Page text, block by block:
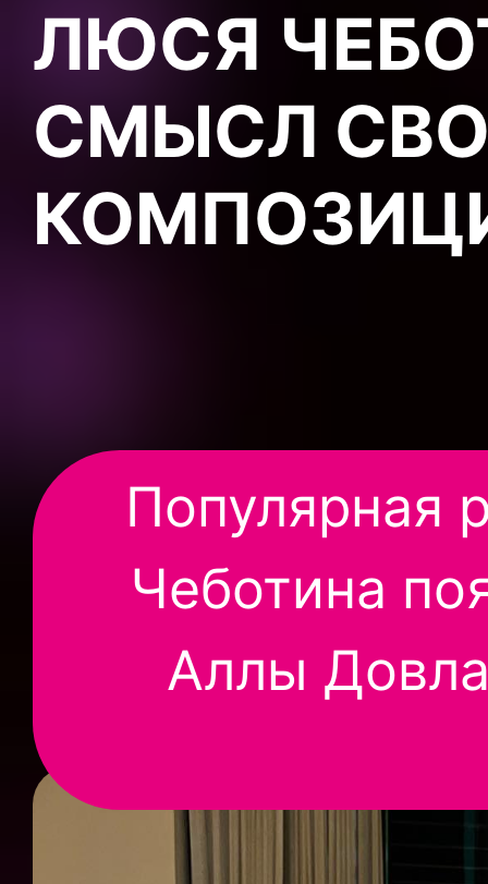
ЛЮСЯ
СМЫСЛ
Популярная
Чеботина
Аллы